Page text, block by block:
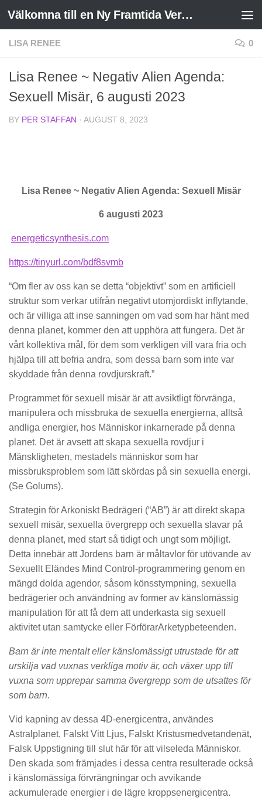
Skip to content Välkomna till en Ny Framtida Verklighet
LISA RENEE 0
Lisa Renee ~ Negativ Alien Agenda:
Sexuell Misär, 6 augusti 2023
BY PER STAFFAN · AUGUST 8, 2023
Lisa Renee ~Negativ Alien Agenda: Sexuell Misär
6 augusti 2023
energeticsynthesis.com
https://tinyurl.com/bdf8svmb
“Om fler av oss kan se detta “objektivt” som en artificiell
struktur som verkar utifrån negativt utomjordiskt inflytande,
och är villiga att inse sanningen om vad som har hänt med
denna planet, kommer den att upphöra att fungera. Det är
vårt kollektiva mål, för dem som verkligen vill vara fria och
hjälpa till att befria andra, som dessa barn som inte var
skyddade från denna rovdjurskraft.”
Programmet för sexuell misär är att avsiktligt förvränga,
manipulera och missbruka de sexuella energierna, alltså
andliga energier, hos Människor inkarnerade på denna
planet. Det är avsett att skapa sexuella rovdjur i
Mänskligheten, mestadels människor som har
missbruksproblem som lätt skördas på sin sexuella energi.
(Se Golums).
Strategin för Arkoniskt Bedrägeri (“AB”) är att direkt skapa
sexuell misär, sexuella övergrepp och sexuella slavar på
denna planet, med start så tidigt och ungt som möjligt.
Detta innebär att Jordens barn är måltavlor för utövande av
Sexuellt Eländes Mind Control-programmering genom en
mängd dolda agendor, såsom könsstympning, sexuella
bedrägerier och användning av former av känslomässig
manipulation för att få dem att underkasta sig sexuell
aktivitet utan samtycke eller FörförarArketypbeteenden.
Barn är inte mentalt eller känslomässigt utrustade för att
urskilja vad vuxnas verkliga motiv är, och växer upp till
vuxna som upprepar samma övergrepp som de utsattes för
som barn.
Vid kapning av dessa 4D-energicentra, användes
Astralplanet, Falskt Vitt Ljus, Falskt Kristusmedvetandenät,
Falsk Uppstigning till slut här för att vilseleda Människor.
Den skada som främjades i dessa centra resulterade också
i känslomässiga förvrängningar och avvikande
ackumulerade energier i de lägre kroppsenergicentra.